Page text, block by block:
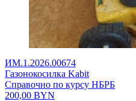
ИМ.1.2026.00674
Газонокосилка Kabit
Справочно по курсу НБРБ
200,00 BYN